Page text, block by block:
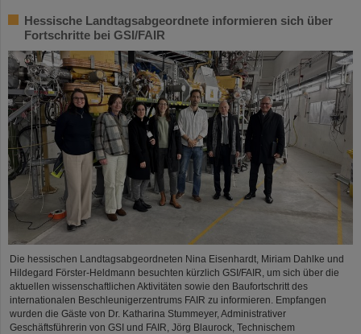
Hessische Landtagsabgeordnete informieren sich über
Fortschritte bei GSI/FAIR
Die hessischen Landtagsabgeordneten Nina Eisenhardt, Miriam Dahlke und
Hildegard Förster-Heldmann besuchten kürzlich GSI/FAIR, um sich über die
aktuellen wissenschaftlichen Aktivitäten sowie den Baufortschritt des
internationalen Beschleunigerzentrums FAIR zu informieren. Empfangen
wurden die Gäste von Dr. Katharina Stummeyer, Administrativer
Geschäftsführerin von GSI und FAIR, Jörg Blaurock, Technischem